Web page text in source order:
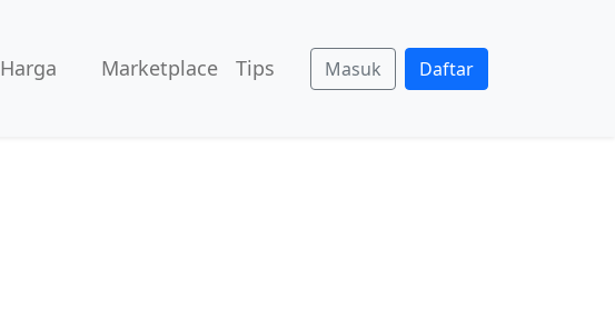
Harga Marketplace Tips Masuk Daftar